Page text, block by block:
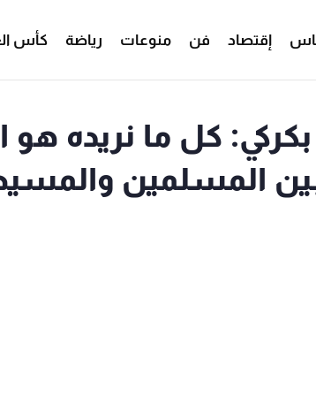
إقتصاد فن منوعات رياضة كأس
كل ما نريده هو
المسلمين